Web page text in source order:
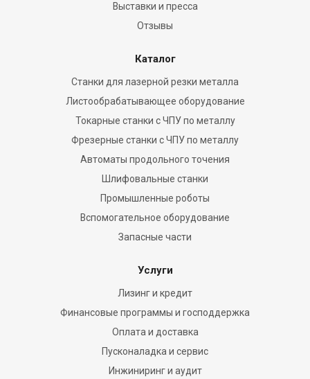
Выставки и пресса
Отзывы
Каталог
Станки для лазерной резки металла
Листообрабатывающее оборудование
Токарные станки с ЧПУ по металлу
Фрезерные станки c ЧПУ по металлу
Автоматы продольного точения
Шлифовальные станки
Промышленные роботы
Вспомогательное оборудование
Запасные части
Услуги
Лизинг и кредит
Финансовые программы и господдержка
Оплата и доставка
Пусконаладка и сервис
Инжиниринг и аудит